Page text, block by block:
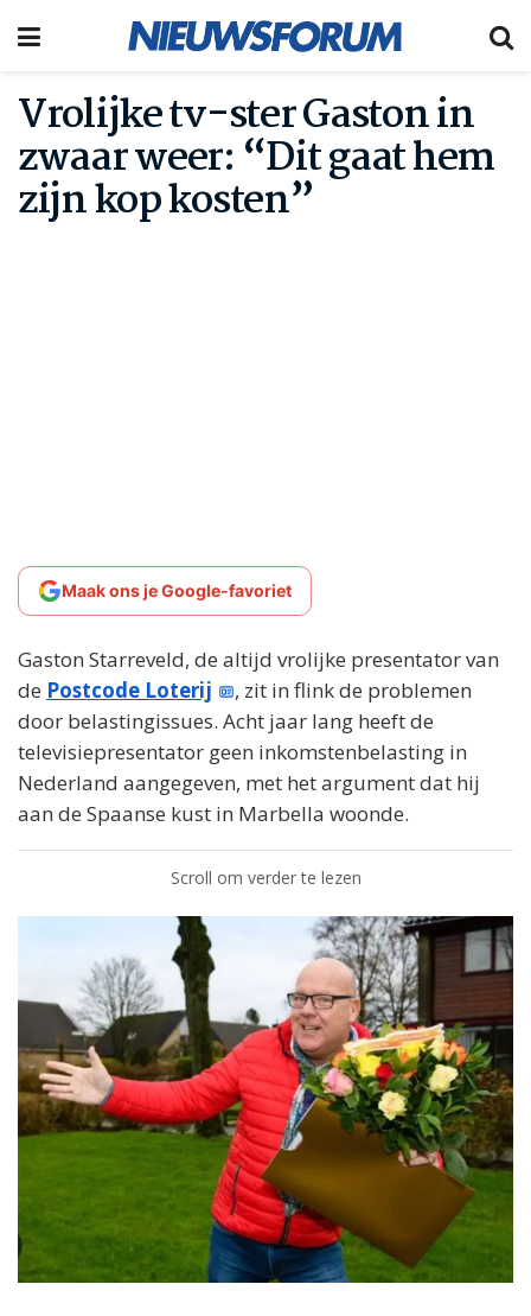
Vrolijke tv-ster Gaston in
zwaar weer: “Dit gaat hem
zijn kop kosten”
Maak ons je Google-favoriet
Gaston Starreveld, de altijd vrolijke presentator van
de Postcode Loterij
, zit in flink de problemen
door belastingissues. Acht jaar lang heeft de
televisiepresentator geen inkomstenbelasting in
Nederland aangegeven, met het argument dat hij
aan de Spaanse kust in Marbella woonde.
Scroll om verder te lezen